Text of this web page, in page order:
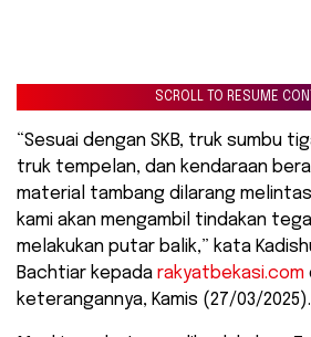
SCROLL TO RESUME
“Sesuai dengan SKB, truk sumbu
truk tempelan, dan kendaraan
material tambang dilarang
kami akan mengambil tindakan
melakukan putar balik,” kata
Bachtiar kepada rakyatbekasi.com
keterangannya, Kamis (27/03/2025).